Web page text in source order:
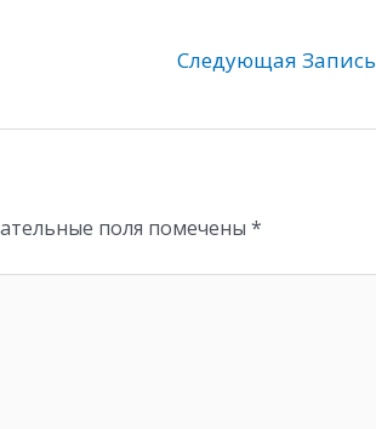
Следующая Запись
поля помечены *